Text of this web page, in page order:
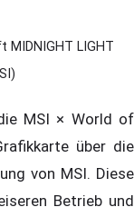
MIDNIGHT LIGHT
MSI × World of
über die
von MSI. Diese
Betrieb und